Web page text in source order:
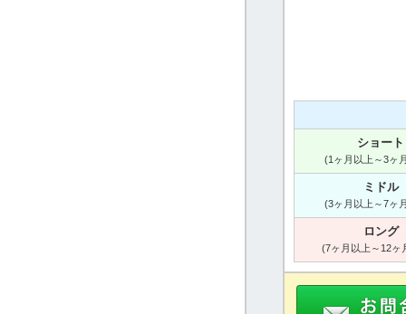
ショート
(1ヶ月以上～3ヶ
ミドル
(3ヶ月以上～7ヶ
ロング
(7ヶ月以上～12ヶ